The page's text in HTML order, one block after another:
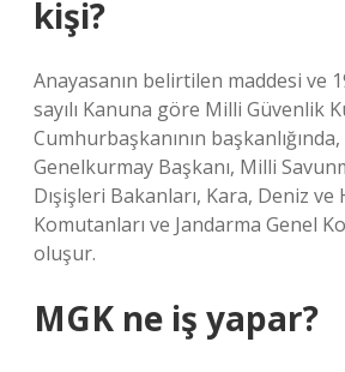
kişi?
Anayasanın belirtilen maddesi ve
sayılı Kanuna göre Milli Güvenlik
Cumhurbaşkanının
Genelkurmay Başkanı, Milli
Dışişleri Bakanları, Kara, Deniz
Komutanları ve Jandarma Genel
oluşur.
MGK ne iş yapar?